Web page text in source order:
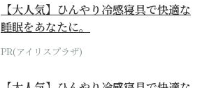
【大人気】ひんやり冷感寝具で快適な
睡眠をあなたに。
PR(アイリスプラザ)